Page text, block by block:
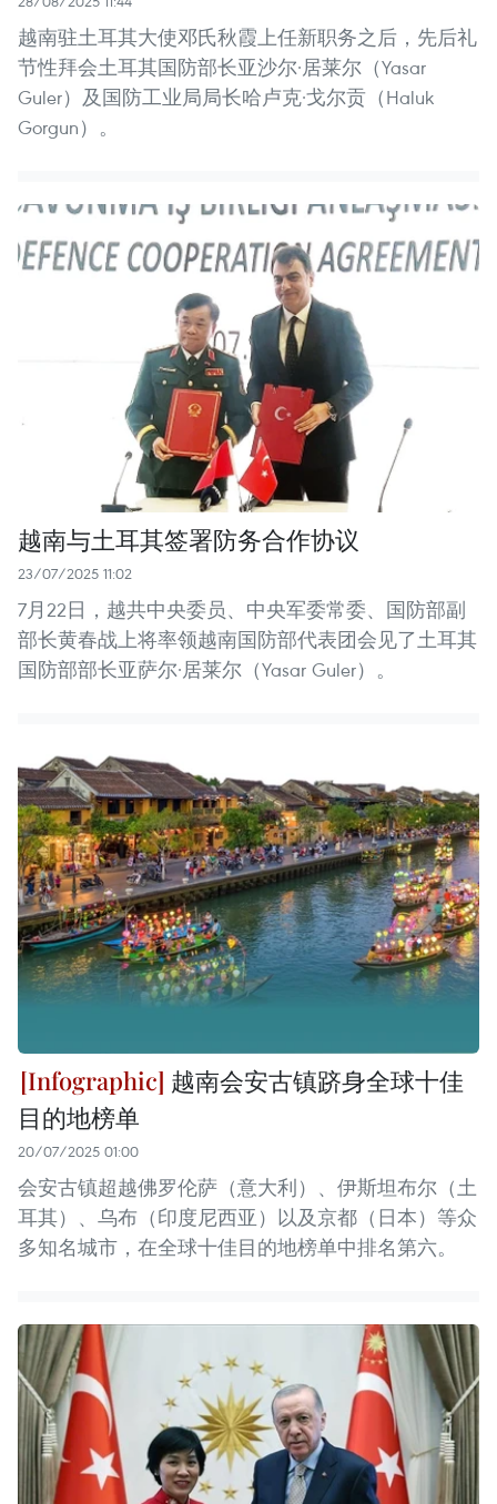
越南驻土耳其大使邓氏秋霞上任新职务之后，先后礼
节性拜会土耳其国防部长亚沙尔·居莱尔（Yasar
Guler）及国防工业局局长哈卢克·戈尔贡（Haluk
Gorgun）。
越南与土耳其签署防务合作协议
23/07/2025 11:02
7月22日，越共中央委员、中央军委常委、国防部副
部长黄春战上将率领越南国防部代表团会见了土耳其
国防部部长亚萨尔·居莱尔（Yasar Guler）。
越南会安古镇跻身全球十佳
目的地榜单
20/07/2025 01:00
会安古镇超越佛罗伦萨（意大利）、伊斯坦布尔（土
耳其）、乌布（印度尼西亚）以及京都（日本）等众
多知名城市，在全球十佳目的地榜单中排名第六。